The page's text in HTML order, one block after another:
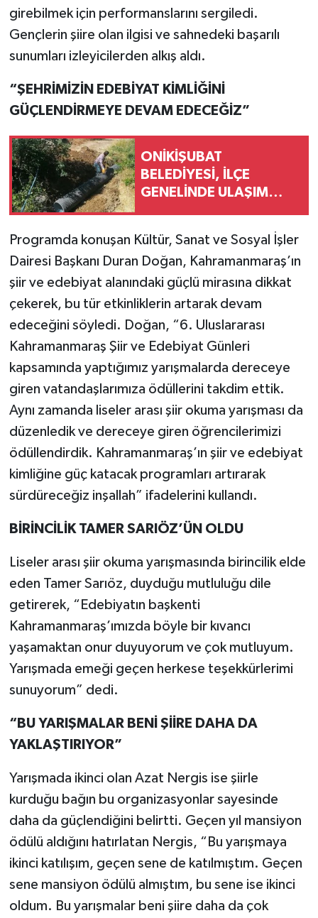
girebilmek için performanslarını sergiledi.
Gençlerin şiire olan ilgisi ve sahnedeki başarılı
sunumları izleyicilerden alkış aldı.
“ŞEHRİMİZİN EDEBİYAT KİMLİĞİNİ
GÜÇLENDİRMEYE DEVAM EDECEĞİZ”
ONİKİŞUBAT
BELEDİYESİ, İLÇE
GENELİNDE ULAŞIM
Programda konuşan Kültür, Sanat ve Sosyal İşler
Dairesi Başkanı Duran Doğan, Kahramanmaraş’ın
şiir ve edebiyat alanındaki güçlü mirasına dikkat
çekerek, bu tür etkinliklerin artarak devam
edeceğini söyledi. Doğan, “6. Uluslararası
Kahramanmaraş Şiir ve Edebiyat Günleri
kapsamında yaptığımız yarışmalarda dereceye
giren vatandaşlarımıza ödüllerini takdim ettik.
Aynı zamanda liseler arası şiir okuma yarışması da
düzenledik ve dereceye giren öğrencilerimizi
ödüllendirdik. Kahramanmaraş’ın şiir ve edebiyat
kimliğine güç katacak programları artırarak
sürdüreceğiz inşallah” ifadelerini kullandı.
BİRİNCİLİK TAMER SARIÖZ’ÜN OLDU
Liseler arası şiir okuma yarışmasında birincilik elde
eden Tamer Sarıöz, duyduğu mutluluğu dile
getirerek, “Edebiyatın başkenti
Kahramanmaraş’ımızda böyle bir kıvancı
yaşamaktan onur duyuyorum ve çok mutluyum.
Yarışmada emeği geçen herkese teşekkürlerimi
sunuyorum” dedi.
“BU YARIŞMALAR BENİ ŞİİRE DAHA DA
YAKLAŞTIRIYOR”
Yarışmada ikinci olan Azat Nergis ise şiirle
kurduğu bağın bu organizasyonlar sayesinde
daha da güçlendiğini belirtti. Geçen yıl mansiyon
ödülü aldığını hatırlatan Nergis, “Bu yarışmaya
ikinci katılışım, geçen sene de katılmıştım. Geçen
sene mansiyon ödülü almıştım, bu sene ise ikinci
oldum. Bu yarışmalar beni şiire daha da çok